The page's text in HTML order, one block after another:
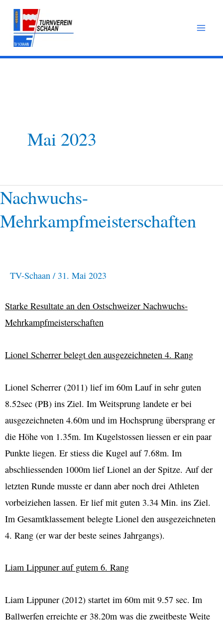
Zum
Inhalt
springen
Mai 2023
Nachwuchs-
Mehrkampfmeisterschaften
TV-Schaan / 31. Mai 2023
Starke Resultate an den Ostschweizer Nachwuchs-
Mehrkampfmeisterschaften
Lionel Scherrer belegt den ausgezeichneten 4. Rang
Lionel Scherrer (2011) lief im 60m Lauf in sehr guten
8.52sec (PB) ins Ziel. Im Weitsprung landete er bei
ausgezeichneten 4.60m und im Hochsprung übersprang er
die Höhe von 1.35m. Im Kugelstossen liessen er ein paar
Punkte liegen. Er stiess die Kugel auf 7.68m. Im
abschliessenden 1000m lief Lionel an der Spitze. Auf der
letzten Runde musste er dann aber noch drei Athleten
vorbeiziehen lassen. Er lief mit guten 3.34 Min. ins Ziel.
Im Gesamtklassement belegte Lionel den ausgezeichneten
4. Rang (er war der beste seines Jahrgangs).
Liam Lippuner auf gutem 6. Rang
Liam Lippuner (2012) startet im 60m mit 9.57 sec. Im
Ballwerfen erreichte er 38.20m was die zweitbeste Weite
Nachwuchs-